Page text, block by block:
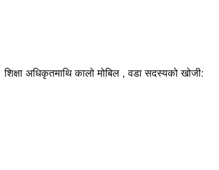
शिक्षा अधिकृतमाथि कालो मोबिल , वडा सदस्यको खोजी: